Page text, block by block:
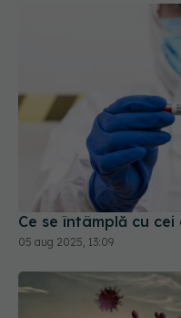
Ce se întâmplă cu
05 aug 2025, 13:09